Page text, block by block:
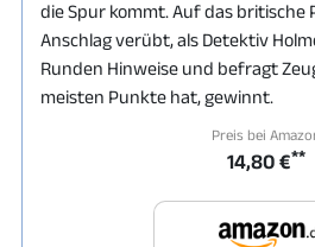
die Spur kommt. Auf das britische
Anschlag verübt, als Detektiv
Runden Hinweise und befragt
meisten Punkte hat, gewinnt.
Preis bei
14,80 €**